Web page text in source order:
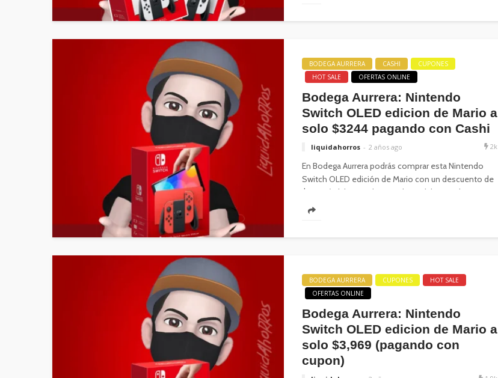
BODEGA AURRERA CASHI
CUPONES
HOT SALE
OFERTAS ONLINE
Bodega Aurrera: Nintendo
Switch OLED edicion de Mario a
solo $3244 pagando con Cashi
liquidahorros 2 años ago 2k
En Bodega Aurrera podrás comprar esta Nintendo
Switch OLED edición de Mario con un descuento de
$1,305 (adsbygoogle = window.adsbygoogle...
BODEGA AURRERA CUPONES
HOT SALE
OFERTAS ONLINE
Bodega Aurrera: Nintendo
Switch OLED edicion de Mario a
solo $3,969 (pagando con
cupon)